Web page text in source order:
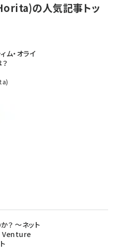
の人気記事トッ
ム・オライ
？ ～ネット
Venture